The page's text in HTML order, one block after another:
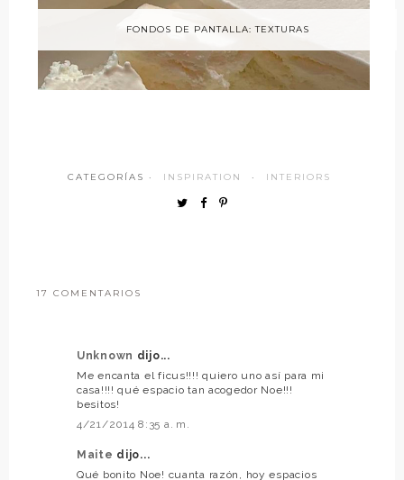
FONDOS DE PANTALLA: TEXTURAS
CATEGORÍAS · INSPIRATION · INTERIORS
17 COMENTARIOS
Unknown dijo...
Me encanta el ficus!!!! quiero uno así para mi
casa!!!! qué espacio tan acogedor Noe!!!
besitos!
4/21/2014 8:35 a. m.
Maite dijo...
Qué bonito Noe! cuanta razón, hoy espacios